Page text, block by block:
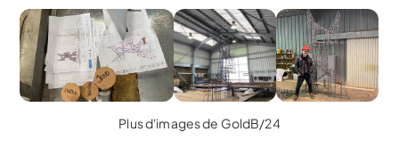
Plus d'images de GoldB/24